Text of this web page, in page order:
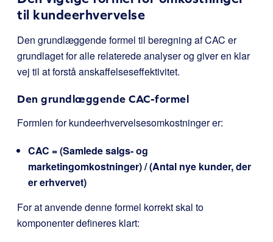
til kundeerhvervelse
Den grundlæggende formel til beregning af CAC er
grundlaget for alle relaterede analyser og giver en klar
vej til at forstå anskaffelseseffektivitet.
Den grundlæggende CAC-formel
Formlen for kundeerhvervelsesomkostninger er:
CAC = (Samlede salgs- og
marketingomkostninger) / (Antal nye kunder, der
er erhvervet)
For at anvende denne formel korrekt skal to
komponenter defineres klart: